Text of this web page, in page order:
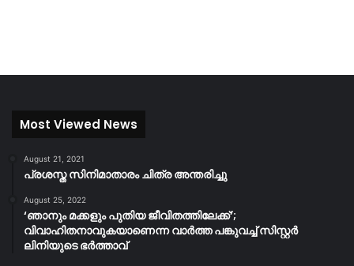
Most Viewed News
August 21, 2021
പ്രശസ്ത സിനിമാതാരം ചിത്ര അന്തരിച്ചു
August 25, 2022
‘ഞാനും മക്കളും പുതിയ ജീവിതത്തിലേക്ക്’;
വിവാഹിതനാവുകയാണെന്ന വാർത്ത പങ്കുവച്ച് സിസ്റ്റർ
ലിനിയുടെ ഭർത്താവ്